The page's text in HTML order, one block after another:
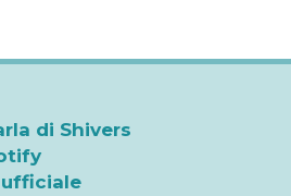
di Shivers
ufficiale